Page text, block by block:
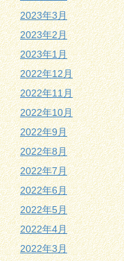
2023年3月
2023年2月
2023年1月
2022年12月
2022年11月
2022年10月
2022年9月
2022年8月
2022年7月
2022年6月
2022年5月
2022年4月
2022年3月